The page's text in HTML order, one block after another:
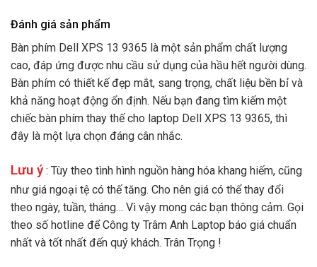
Đánh giá sản phẩm
Bàn phím Dell XPS 13 9365 là một sản phẩm chất lượng
cao, đáp ứng được nhu cầu sử dụng của hầu hết người dùng.
Bàn phím có thiết kế đẹp mắt, sang trọng, chất liệu bền bỉ và
khả năng hoạt động ổn định. Nếu bạn đang tìm kiếm một
chiếc bàn phím thay thế cho laptop Dell XPS 13 9365, thì
đây là một lựa chọn đáng cân nhắc.
Lưu ý: Tùy theo tình hình nguồn hàng hóa khang hiếm, cũng
như giá ngoại tệ có thế tăng. Cho nên giá có thể thay đổi
theo ngày, tuần, tháng… Vì vậy mong các bạn thông cảm. Gọi
theo số hotline để Công ty Trâm Anh Laptop báo giá chuẩn
nhất và tốt nhất đến quý khách. Trân Trọng !